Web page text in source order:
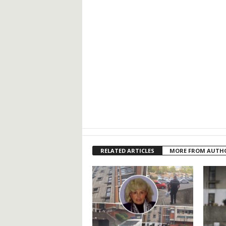
RELATED ARTICLES MORE FROM